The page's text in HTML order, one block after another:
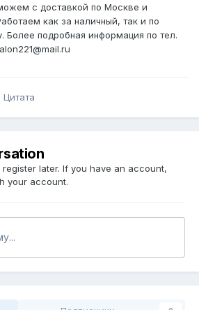
с доставкой по Москве и
как за наличный, так и по
Более подробная информация по тел.
Цитата
later. If you have an account,
your account.